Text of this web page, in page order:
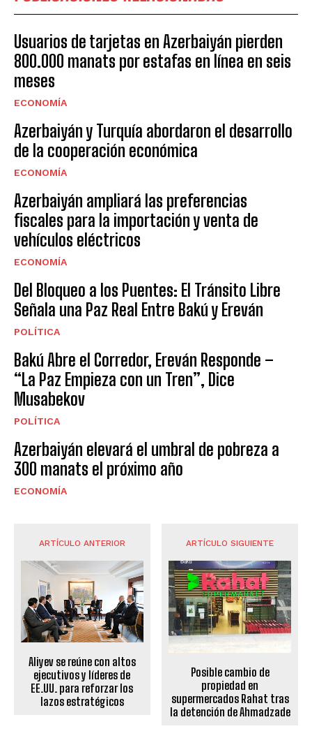
Usuarios de tarjetas en Azerbaiyán pierden
800.000 manats por estafas en línea en seis
meses
ECONOMÍA
Azerbaiyán y Turquía abordaron el desarrollo
de la cooperación económica
ECONOMÍA
Azerbaiyán ampliará las preferencias
fiscales para la importación y venta de
vehículos eléctricos
ECONOMÍA
Del Bloqueo a los Puentes: El Tránsito Libre
Señala una Paz Real Entre Bakú y Ereván
POLÍTICA
Bakú Abre el Corredor, Ereván Responde –
“La Paz Empieza con un Tren”, Dice
Musabekov
POLÍTICA
Azerbaiyán elevará el umbral de pobreza a
300 manats el próximo año
ECONOMÍA
ARTÍCULO ANTERIOR
Aliyev se reúne con altos
ejecutivos y líderes de
EE.UU. para reforzar los
lazos estratégicos
ARTÍCULO SIGUIENTE
Posible cambio de
propiedad en
supermercados Rahat tras
la detención de Ahmadzade